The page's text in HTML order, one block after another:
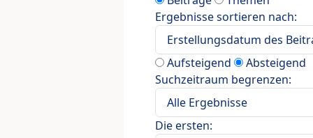
Ergebnisse sortieren nach:
Aufsteigend
Absteigend
Suchzeitraum begrenzen:
Die ersten: